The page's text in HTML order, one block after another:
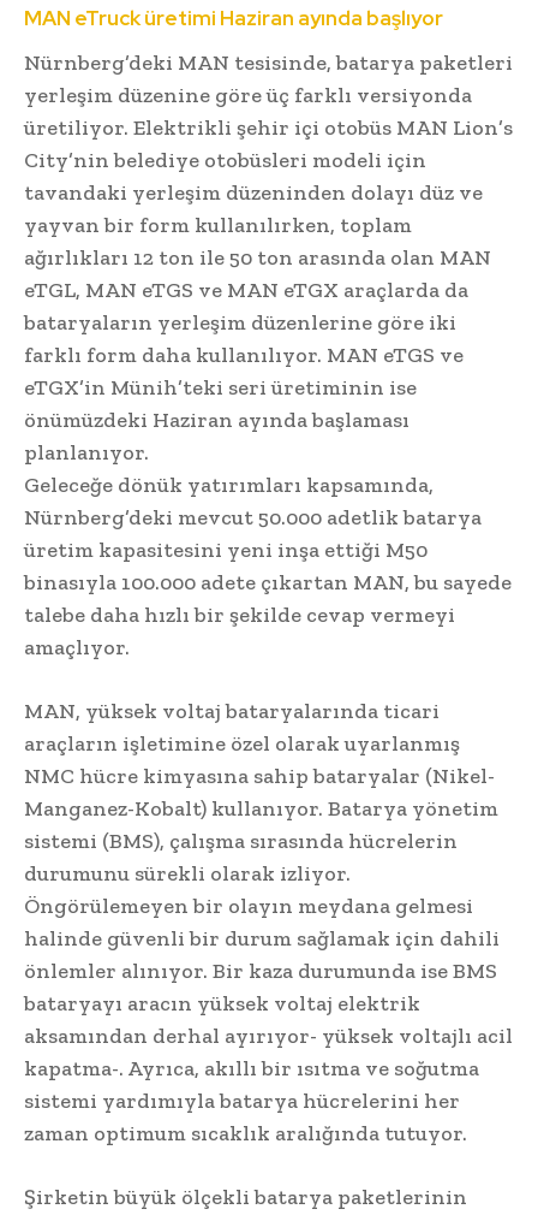
MAN eTruck üretimi Haziran ayında başlıyor
Nürnberg’deki MAN tesisinde, batarya paketleri
yerleşim düzenine göre üç farklı versiyonda
üretiliyor. Elektrikli şehir içi otobüs MAN Lion’s
City’nin belediye otobüsleri modeli için
tavandaki yerleşim düzeninden dolayı düz ve
yayvan bir form kullanılırken, toplam
ağırlıkları 12 ton ile 50 ton arasında olan MAN
eTGL, MAN eTGS ve MAN eTGX araçlarda da
bataryaların yerleşim düzenlerine göre iki
farklı form daha kullanılıyor. MAN eTGS ve
eTGX’in Münih’teki seri üretiminin ise
önümüzdeki Haziran ayında başlaması
planlanıyor.
Geleceğe dönük yatırımları kapsamında,
Nürnberg’deki mevcut 50.000 adetlik batarya
üretim kapasitesini yeni inşa ettiği M50
binasıyla 100.000 adete çıkartan MAN, bu sayede
talebe daha hızlı bir şekilde cevap vermeyi
amaçlıyor.
MAN, yüksek voltaj bataryalarında ticari
araçların işletimine özel olarak uyarlanmış
NMC hücre kimyasına sahip bataryalar (Nikel-
Manganez-Kobalt) kullanıyor. Batarya yönetim
sistemi (BMS), çalışma sırasında hücrelerin
durumunu sürekli olarak izliyor.
Öngörülemeyen bir olayın meydana gelmesi
halinde güvenli bir durum sağlamak için dahili
önlemler alınıyor. Bir kaza durumunda ise BMS
bataryayı aracın yüksek voltaj elektrik
aksamından derhal ayırıyor- yüksek voltajlı acil
kapatma-. Ayrıca, akıllı bir ısıtma ve soğutma
sistemi yardımıyla batarya hücrelerini her
zaman optimum sıcaklık aralığında tutuyor.
Şirketin büyük ölçekli batarya paketlerinin